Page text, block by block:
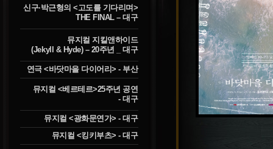
신구·박근형의 <고도를 기다리며>
THE FINAL – 대구
뮤지컬 지킬앤하이드
(Jekyll & Hyde) – 20주년 _ 대구
연극 <바닷마을 다이어리> - 부산
뮤지컬 <베르테르>25주년 공연
- 대구
뮤지컬 <광화문연가> - 대구
뮤지컬 <킹키부츠> - 대구